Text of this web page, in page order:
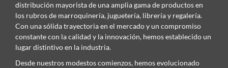
distribución mayorista de una amplia gama de productos en
los rubros de marroquinería, juguetería, librería y regalería.
Con una sólida trayectoria en el mercado y un compromiso
constante con la calidad y la innovación, hemos establecido un
lugar distintivo en la industria.
Desde nuestros modestos comienzos, hemos evolucionado